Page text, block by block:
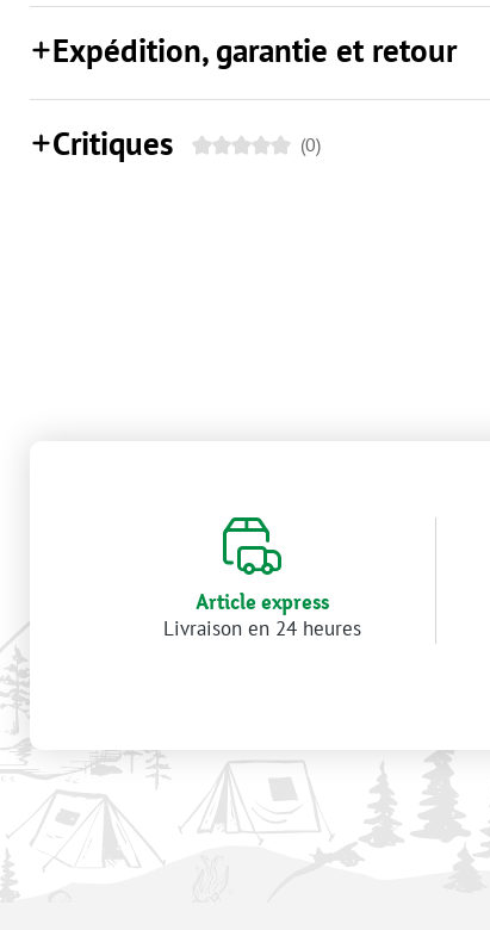
Expédition, garantie et retour
Critiques (0)
Article express
Livraison en 24 heures